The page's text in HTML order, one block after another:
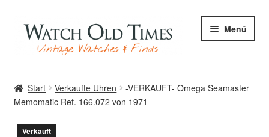
Zur
Navigation
springen
Zum
Inhalt
springen
Menü
Uhren
Start Verkaufte Uhren
-VERKAUFT- Omega Seamaster
Memomatic Ref. 166.072 von 1971
Verkauft